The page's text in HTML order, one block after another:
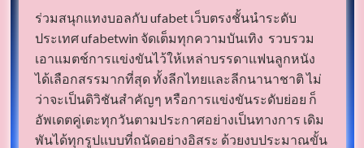
ร่วมสนุกแทงบอลกับ ufabetเว็บตรงชั้นนำระดับ
ประเทศ ufabetwin จัดเต็มทุกความบันเทิง
ufa website
รวบรวม
เอาแมตช์การแข่งขันไว้ให้เหล่าบรรดาแฟนลูกหนัง
ได้เลือกสรรมากที่สุด ทั้งลีกไทยและลีกนานาชาติ ไม่
ว่าจะเป็นดิวิชันสำคัญๆ หรือการแข่งขันระดับย่อย ก็
อัพเดตคู่เตะทุกวันตามประกาศอย่างเป็นทางการ เดิม
พันได้ทุกรูปแบบที่ถนัดอย่างอิสระ ด้วยงบประมาณขั้น